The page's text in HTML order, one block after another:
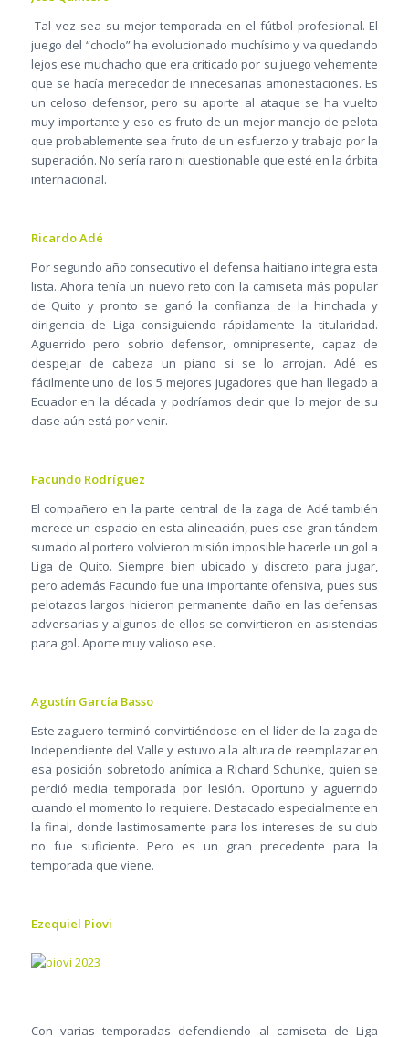
Tal vez sea su mejor temporada en el fútbol profesional. El
juego del “choclo” ha evolucionado muchísimo y va quedando
lejos ese muchacho que era criticado por su juego vehemente
que se hacía merecedor de innecesarias amonestaciones. Es
un celoso defensor, pero su aporte al ataque se ha vuelto
muy importante y eso es fruto de un mejor manejo de pelota
que probablemente sea fruto de un esfuerzo y trabajo por la
superación. No sería raro ni cuestionable que esté en la órbita
internacional.
Ricardo Adé
Por segundo año consecutivo el defensa haitiano integra esta
lista. Ahora tenía un nuevo reto con la camiseta más popular
de Quito y pronto se ganó la confianza de la hinchada y
dirigencia de Liga consiguiendo rápidamente la titularidad.
Aguerrido pero sobrio defensor, omnipresente, capaz de
despejar de cabeza un piano si se lo arrojan. Adé es
fácilmente uno de los 5 mejores jugadores que han llegado a
Ecuador en la década y podríamos decir que lo mejor de su
clase aún está por venir.
Facundo Rodríguez
El compañero en la parte central de la zaga de Adé también
merece un espacio en esta alineación, pues ese gran tándem
sumado al portero volvieron misión imposible hacerle un gol a
Liga de Quito. Siempre bien ubicado y discreto para jugar,
pero además Facundo fue una importante ofensiva, pues sus
pelotazos largos hicieron permanente daño en las defensas
adversarias y algunos de ellos se convirtieron en asistencias
para gol. Aporte muy valioso ese.
Agustín García Basso
Este zaguero terminó convirtiéndose en el líder de la zaga de
Independiente del Valle y estuvo a la altura de reemplazar en
esa posición sobretodo anímica a Richard Schunke, quien se
perdió media temporada por lesión. Oportuno y aguerrido
cuando el momento lo requiere. Destacado especialmente en
la final, donde lastimosamente para los intereses de su club
no fue suficiente. Pero es un gran precedente para la
temporada que viene.
Ezequiel Piovi
Con varias temporadas defendiendo al camiseta de Liga